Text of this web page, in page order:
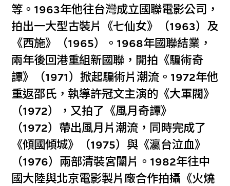
等。1963年他往台灣成立國聯電影公司，
拍出一大型古裝片《七仙女》（1963）及
《西施》（1965）。1968年國聯結業，
兩年後回港重組新國聯，開拍《騙術奇
譚》（1971）掀起騙術片潮流。1972年他
重返邵氏，執導許冠文主演的《大軍閥》
（1972），又拍了《風月奇譚》
（1972）帶出風月片潮流，同時完成了
《傾國傾城》（1975）與《瀛台泣血》
（1976）兩部清裝宮闈片。1982年往中
國大陸與北京電影製片廠合作拍攝《火燒